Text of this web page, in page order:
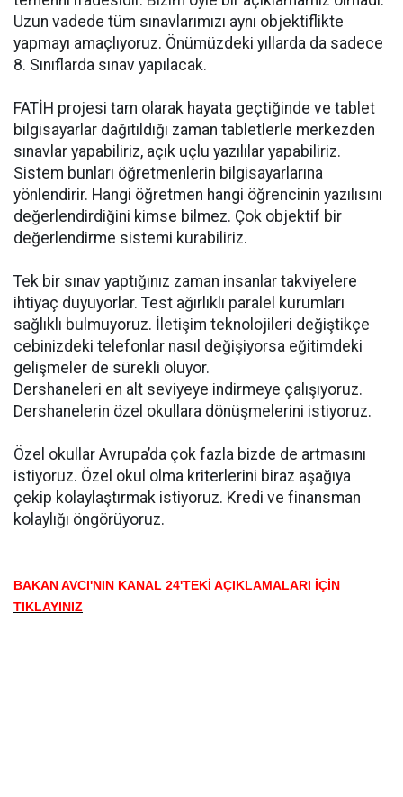
Uzun vadede tüm sınavlarımızı aynı objektiflikte
yapmayı amaçlıyoruz. Önümüzdeki yıllarda da sadece
8. Sınıflarda sınav yapılacak.
FATİH projesi tam olarak hayata geçtiğinde ve tablet
bilgisayarlar dağıtıldığı zaman tabletlerle merkezden
sınavlar yapabiliriz, açık uçlu yazılılar yapabiliriz.
Sistem bunları öğretmenlerin bilgisayarlarına
yönlendirir. Hangi öğretmen hangi öğrencinin yazılısını
değerlendirdiğini kimse bilmez. Çok objektif bir
değerlendirme sistemi kurabiliriz.
Tek bir sınav yaptığınız zaman insanlar takviyelere
ihtiyaç duyuyorlar. Test ağırlıklı paralel kurumları
sağlıklı bulmuyoruz. İletişim teknolojileri değiştikçe
cebinizdeki telefonlar nasıl değişiyorsa eğitimdeki
gelişmeler de sürekli oluyor.
Dershaneleri en alt seviyeye indirmeye çalışıyoruz.
Dershanelerin özel okullara dönüşmelerini istiyoruz.
Özel okullar Avrupa’da çok fazla bizde de artmasını
istiyoruz. Özel okul olma kriterlerini biraz aşağıya
çekip kolaylaştırmak istiyoruz. Kredi ve finansman
kolaylığı öngörüyoruz.
BAKAN AVCI'NIN KANAL 24'TEKİ AÇIKLAMALARI İÇİN
TIKLAYINIZ